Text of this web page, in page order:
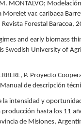
M. MONTALVO;
Morelet var. caribaea
Revista Forestal Baracoa,
and early biomass
Swedish University of
P. Proyecto
de descripción
la intensidad y
hasta los 11
de Misiones,